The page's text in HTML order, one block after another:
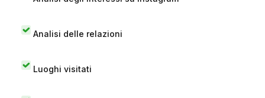
Analisi delle relazioni
Luoghi visitati